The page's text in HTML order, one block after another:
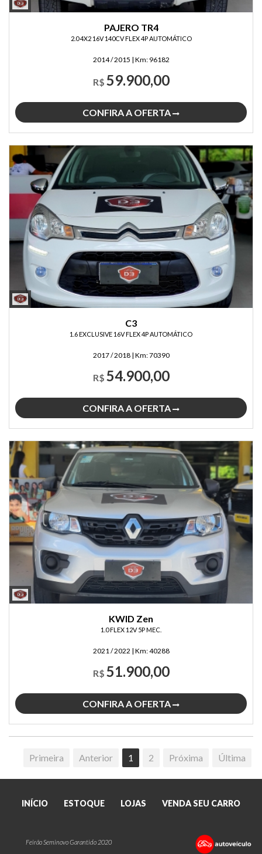
PAJERO TR4
2.0 4X2 16V 140CV FLEX 4P AUTOMÁTICO
2014 / 2015 | Km: 96182
R$ 59.900,00
CONFIRA A OFERTA
C3
1.6 EXCLUSIVE 16V FLEX 4P AUTOMÁTICO
2017 / 2018 | Km:70390
R$ 54.900,00
CONFIRA A OFERTA
KWID Zen
1.0 FLEX 12V 5P MEC.
2021 / 2022 | Km:40288
R$ 51.900,00
CONFIRA A OFERTA
Primeira Anterior 1 2 Próxima Última
INÍCIO ESTOQUE LOJAS VENDA SEU CARRO
Feirão Seminovo Garantido 2020